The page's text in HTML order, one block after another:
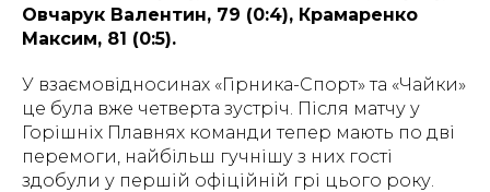
Овчарук Валентин, 79 (0:4), Крамаренко
Максим, 81 (0:5).
У взаємовідносинах «Гірника-Спорт» та «Чайки»
це була вже четверта зустріч. Після матчу у
Горішніх Плавнях команди тепер мають по дві
перемоги, найбільш гучнішу з них гості
здобули у першій офіційній грі цього року.